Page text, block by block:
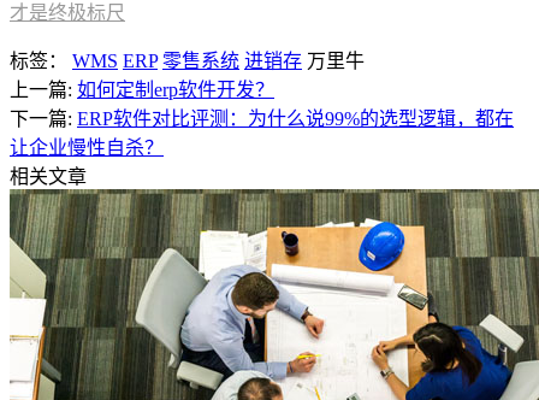
才是终极标尺
标签： WMS ERP 零售系统 进销存 万里牛
上一篇: 如何定制erp软件开发？
下一篇: ERP软件对比评测：为什么说99%的选型逻辑，都在
让企业慢性自杀？
相关文章